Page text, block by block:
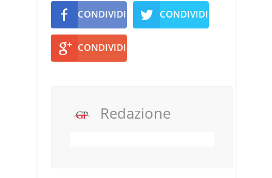
CONDIVIDI CONDIVIDI
CONDIVIDI
Redazione